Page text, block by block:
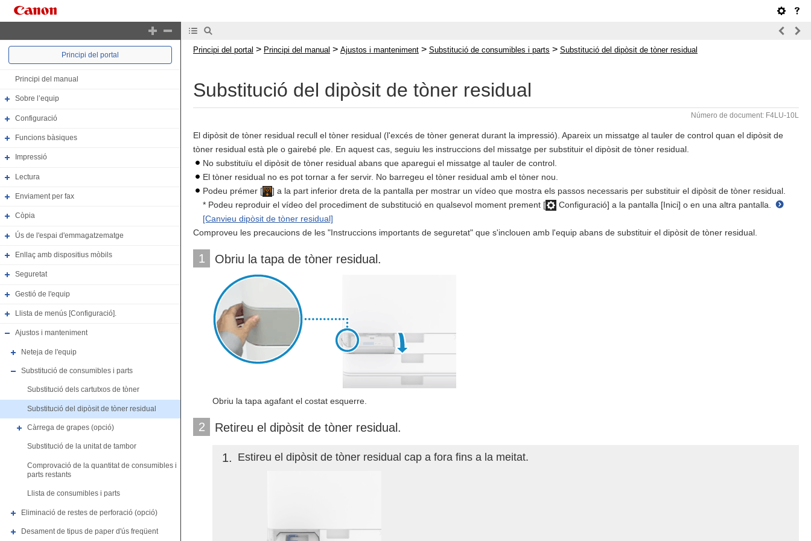
Principi del portal
Principi del manual
Sobre l’equip
Configuració
Funcions bàsiques
Impressió
Lectura
Enviament per fax
Còpia
Ús de l'espai d'emmagatzematge
Enllaç amb dispositius mòbils
Seguretat
Gestió de l'equip
Llista de menús [Configuració].
Ajustos i manteniment
Neteja de l'equip
Substitució de consumibles i parts
Substitució dels cartutxos de tòner
Substitució del dipòsit de tòner residual
Càrrega de grapes (opció)
Substitució de la unitat de tambor
Comprovació de la quantitat de consumibles i
parts restants
Llista de consumibles i parts
Eliminació de restes de perforació (opció)
Desament de tipus de paper d'ús freqüent
Principi del portal > Principi del manual > Ajustos i manteniment > Substitució de consumibles i parts > Substitució del dipòsit de tòner residual
Substitució del dipòsit de tòner residual
Número de document: F4LU-10L
El dipòsit de tòner residual recull el tòner residual (l'excés de tòner generat durant la impressió). Apareix un missatge al tauler de control quan el dipòsit de
tòner residual està ple o gairebé ple. En aquest cas, seguiu les instruccions del missatge per substituir el dipòsit de tòner residual.
No substituïu el dipòsit de tòner residual abans que aparegui el missatge al tauler de control.
El tòner residual no es pot tornar a fer servir. No barregeu el tòner residual amb el tòner nou.
Podeu prémer [
] a la part inferior dreta de la pantalla per mostrar un vídeo que mostra els passos necessaris per substituir el dipòsit de tòner residual.
* Podeu reproduir el vídeo del procediment de substitució en qualsevol moment prement [
Configuració] a la pantalla [Inici] o en una altra pantalla.
[Canvieu dipòsit de tòner residual]
Comproveu les precaucions de les "Instruccions importants de seguretat" que s'inclouen amb l'equip abans de substituir el dipòsit de tòner residual.
1 Obriu la tapa de tòner residual.
Obriu la tapa agafant el costat esquerre.
2 Retireu el dipòsit de tòner residual.
1 Estireu el dipòsit de tòner residual cap a fora fins a la meitat.